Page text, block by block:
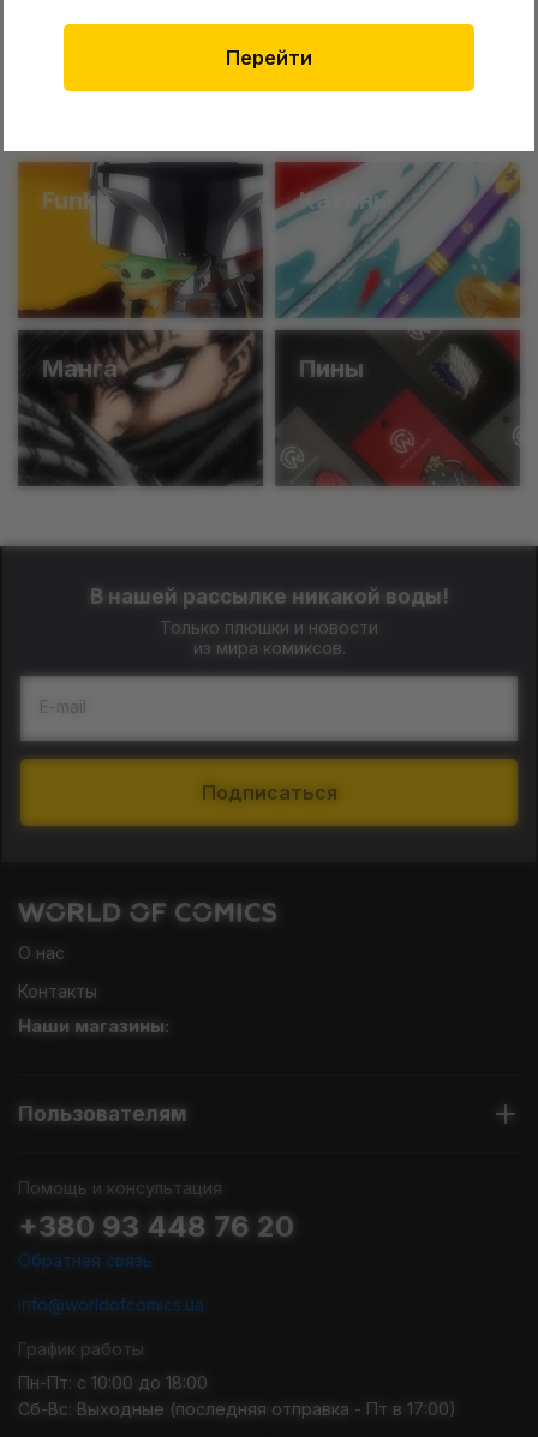
Перейти
Funko Катаны
Манга Пины
В нашей рассылке никакой воды!
Только плюшки и новости
из мира комиксов.
E-mail
Подписаться
О нас
Контакты
Наши магазины:
Пользователям
Помощь и консультация
+380 93 448 76 20
Обратная связь
info@worldofcomics.ua
График работы
Пн-Пт: с 10:00 до 18:00
Сб-Вс: Выходные (последняя отправка - Пт в 17:00)